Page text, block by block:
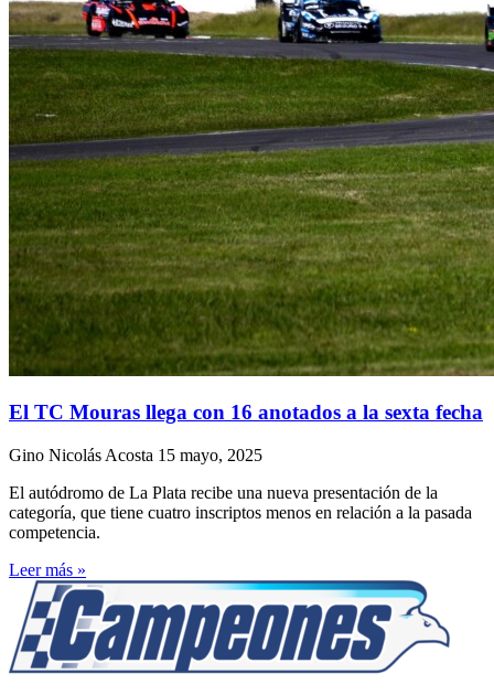
El TC Mouras llega con 16 anotados a la sexta fecha
Gino Nicolás Acosta 15 mayo, 2025
El autódromo de La Plata recibe una nueva presentación de la
categoría, que tiene cuatro inscriptos menos en relación a la pasada
competencia.
Leer más »